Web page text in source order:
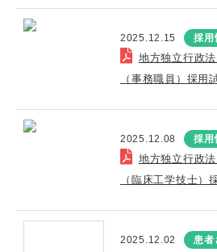
2025.12.15 採用
地方独立行政
（事務職員）採用
2025.12.08 採用
地方独立行政
（臨床工学技士）
2025.12.02 患者